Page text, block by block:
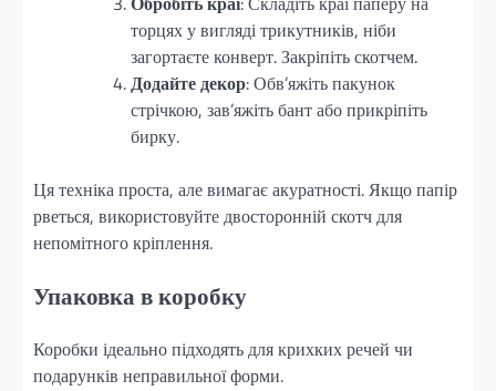
торцях у вигляді трикутників, ніби
загортаєте конверт. Закріпіть скотчем.
Додайте декор: Обв’яжіть пакунок
стрічкою, зав’яжіть бант або прикріпіть
бирку.
Ця техніка проста, але вимагає акуратності. Якщо папір
рветься, використовуйте двосторонній скотч для
непомітного кріплення.
Упаковка в коробку
Коробки ідеально підходять для крихких речей чи
подарунків неправильної форми.